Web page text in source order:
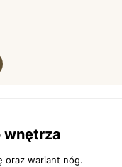
wnętrza
oraz wariant nóg.